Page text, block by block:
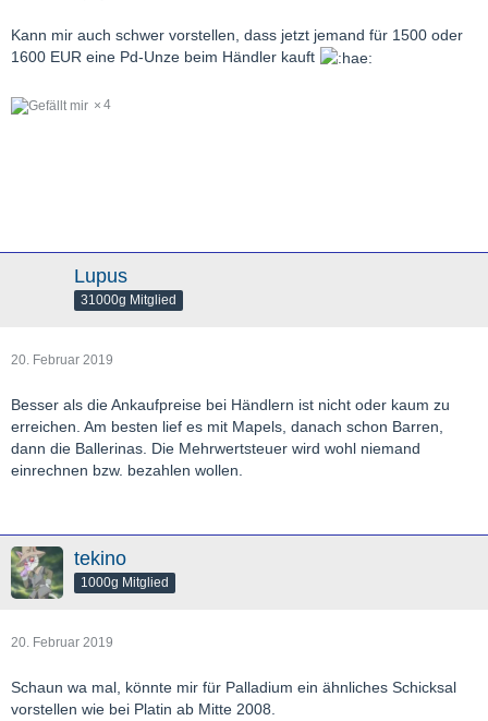
Kann mir auch schwer vorstellen, dass jetzt jemand für 1500 oder
1600 EUR eine Pd-Unze beim Händler kauft
4
Lupus
31000g Mitglied
20. Februar 2019
Besser als die Ankaufpreise bei Händlern ist nicht oder kaum zu
erreichen. Am besten lief es mit Mapels, danach schon Barren,
dann die Ballerinas. Die Mehrwertsteuer wird wohl niemand
einrechnen bzw. bezahlen wollen.
tekino
1000g Mitglied
20. Februar 2019
Schaun wa mal, könnte mir für Palladium ein ähnliches Schicksal
vorstellen wie bei Platin ab Mitte 2008.